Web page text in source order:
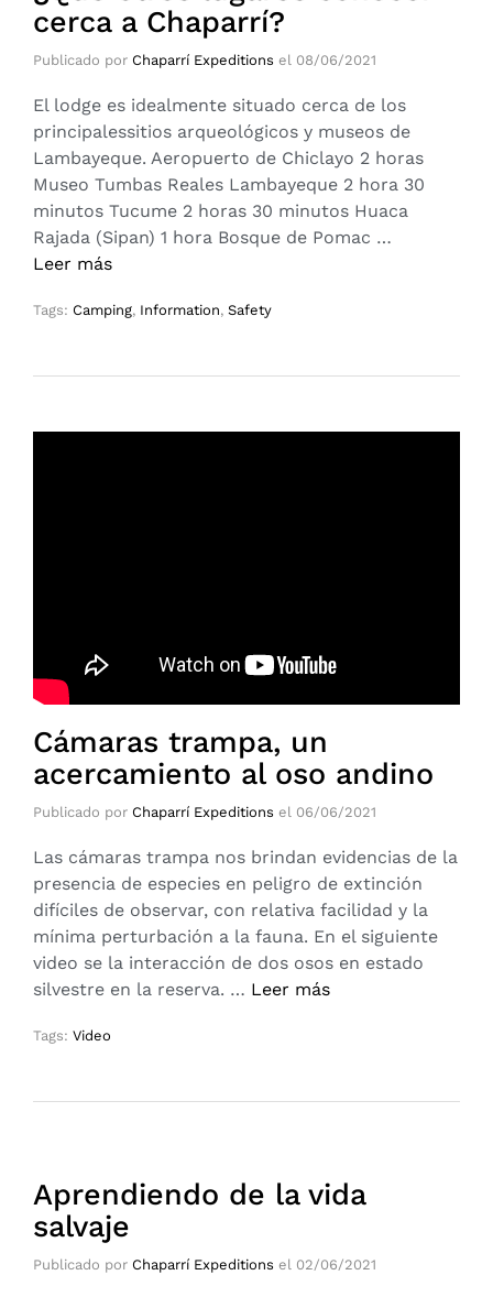
cerca a Chaparrí?
Publicado por Chaparrí Expeditions el 08/06/2021
El lodge es idealmente situado cerca de los
principalessitios arqueológicos y museos de
Lambayeque. Aeropuerto de Chiclayo 2 horas
Museo Tumbas Reales Lambayeque 2 hora 30
minutos Tucume 2 horas 30 minutos Huaca
Rajada (Sipan) 1 hora Bosque de Pomac …
Leer más
Tags: Camping, Information, Safety
Cámaras trampa, un
acercamiento al oso andino
Publicado por Chaparrí Expeditions el 06/06/2021
Las cámaras trampa nos brindan evidencias de la
presencia de especies en peligro de extinción
difíciles de observar, con relativa facilidad y la
mínima perturbación a la fauna. En el siguiente
video se la interacción de dos osos en estado
silvestre en la reserva. … Leer más
Tags: Video
Aprendiendo de la vida
salvaje
Publicado por Chaparrí Expeditions el 02/06/2021